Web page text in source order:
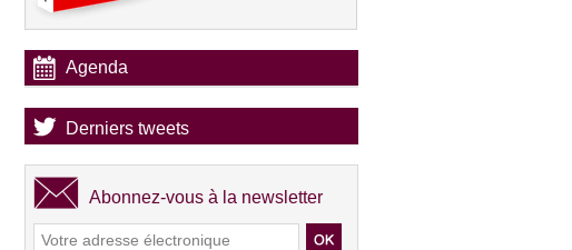
Agenda
Derniers tweets
Abonnez-vous à la newsletter